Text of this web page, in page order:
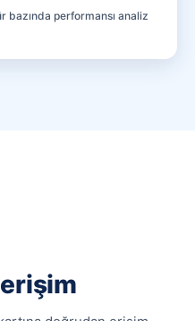
performansı analiz
erişim